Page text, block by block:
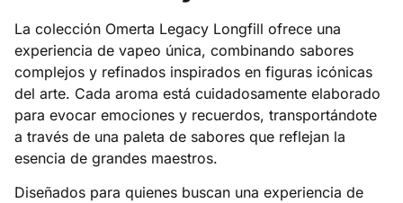
La colección Omerta Legacy Longfill ofrece una
experiencia de vapeo única, combinando sabores
complejos y refinados inspirados en figuras icónicas
del arte. Cada aroma está cuidadosamente elaborado
para evocar emociones y recuerdos, transportándote
a través de una paleta de sabores que reflejan la
esencia de grandes maestros.
Diseñados para quienes buscan una experiencia de